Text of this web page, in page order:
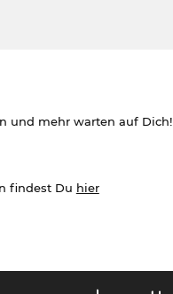
und mehr warten auf Dich!
findest Du hier